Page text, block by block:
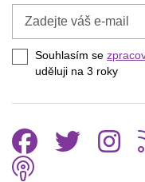
e-
mail
Souhlasím se
uděluji na 3 roky